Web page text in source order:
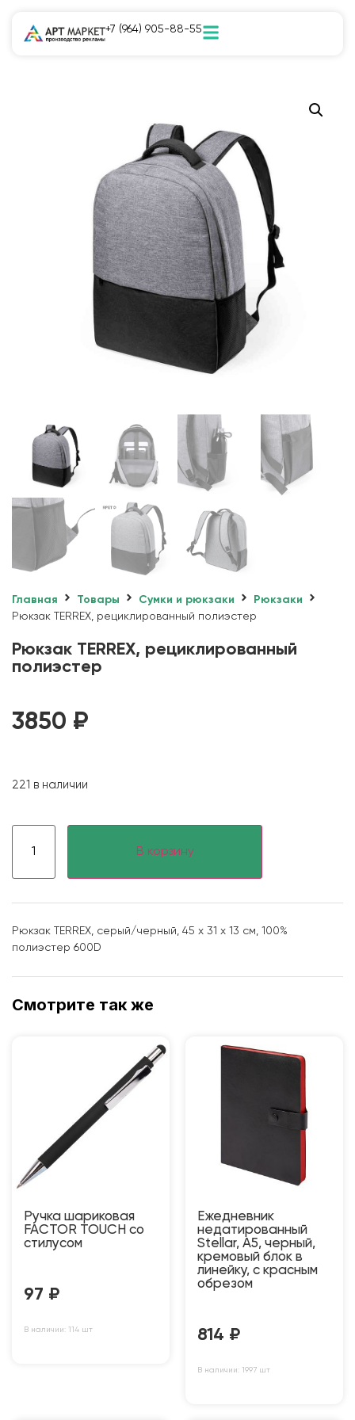
+7 (964) 905-88-55
Главная Товары Сумки и рюкзаки
Рюкзаки
Рюкзак TERREX, рециклированный полиэстер
Рюкзак TERREX, рециклированный
полиэстер
3850 ₽
221 в наличии
В корзину
Рюкзак TERREX, серый/черный, 45 x 31 x 13 см, 100%
полиэстер 600D
Смотрите так же
Ручка шариковая
FACTOR TOUCH со
стилусом
97 ₽
В наличии: 114 шт
Ежедневник
недатированный
Stellar, А5, черный,
кремовый блок в
линейку, с красным
обрезом
814 ₽
В наличии: 1997 шт